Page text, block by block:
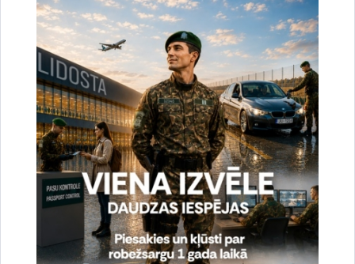
sabiedrisko darbu
Spēkā stājies tiesas spriedums, ar kuru četri bijušie robežsargi atzīti par
vainīgiem dienesta viltojuma izdarīšanā. Viens no bijušajiem robežsargiem
sodīts ar sabiedrisko darbu uz 40 stundām. Tiesa…
Konstatētie pārkāpumi